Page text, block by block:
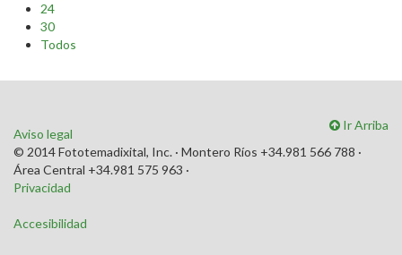
24
30
Todos
Ir Arriba
© 2014 Fototemadixital, Inc. · Montero Ríos +34.981 566 788 ·
Área Central +34.981 575 963 ·
Aviso legal
Privacidad
Accesibilidad